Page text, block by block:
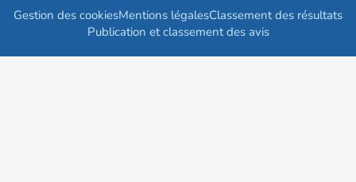
Gestion des cookiesMentions légalesClassement des résultats
Publication et classement des avis